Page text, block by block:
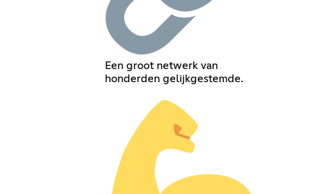
Een groot netwerk van
honderden gelijkgestemde.